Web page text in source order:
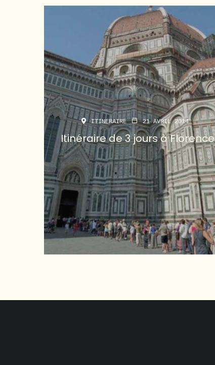
ITINERAIRE 21 AVRIL 2014
Itinéraire de 3 jours à Florence